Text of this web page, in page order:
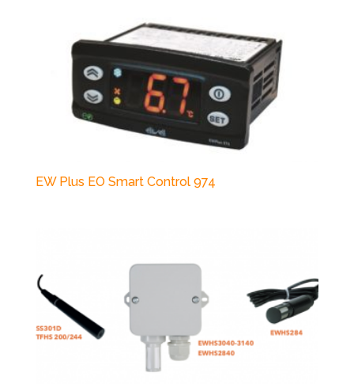
EW Plus EO Smart Control 974